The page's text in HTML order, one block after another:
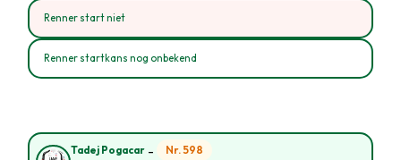
Renner start niet
Renner startkans nog onbekend
Tadej Pogacar - Nr. 598